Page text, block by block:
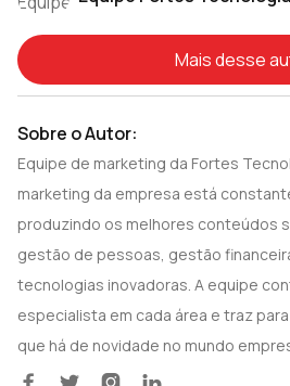
Mais desse
Sobre o Autor:
Equipe de marketing da Fortes
marketing da empresa está
produzindo os melhores conteúdos
gestão de pessoas, gestão
tecnologias inovadoras. A equipe
especialista em cada área e traz
que há de novidade no mundo